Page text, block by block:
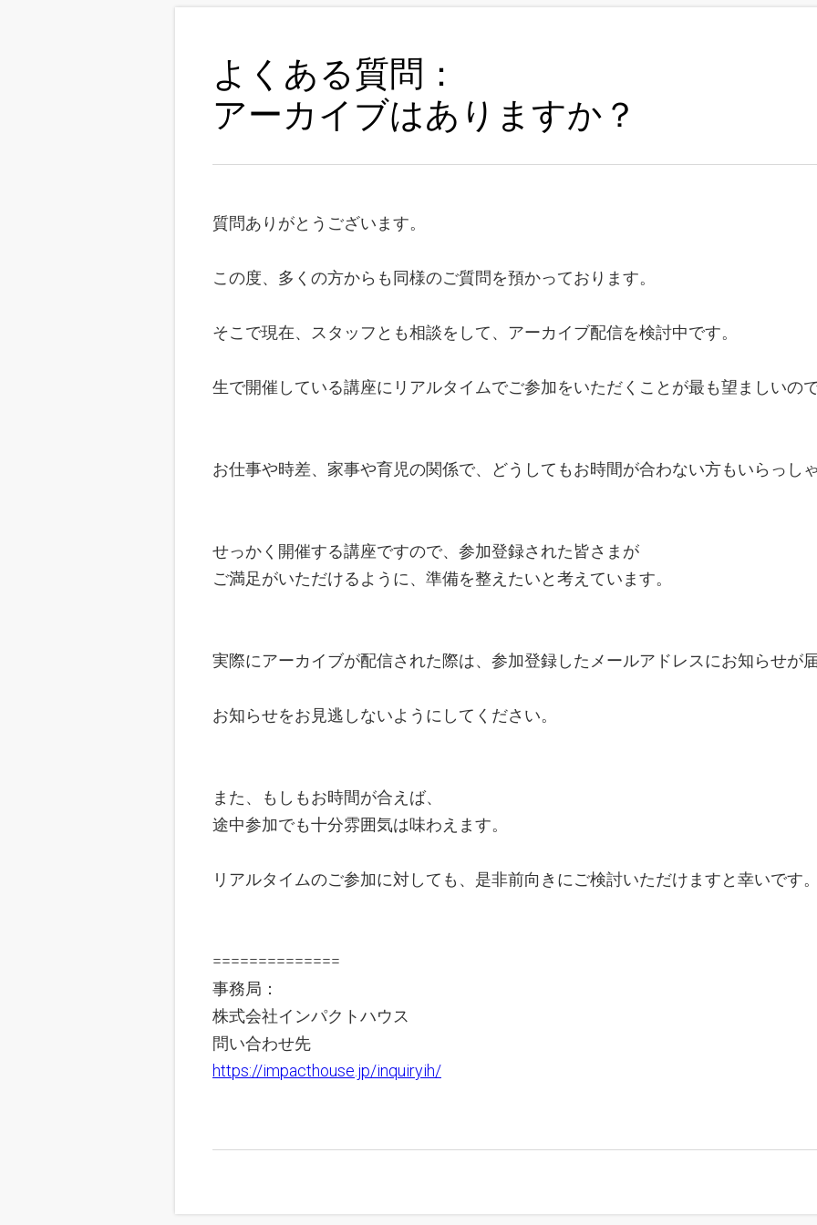
よくある質問：
アーカイブはありますか？
質問ありがとうございます。
この度、多くの方からも同様のご質問を預かっております。
そこで現在、スタッフとも相談をして、アーカイブ配信を検討中です。
生で開催している講座にリアルタイムでご参加をいただくことが最も望ましいの
お仕事や時差、家事や育児の関係で、どうしてもお時間が合わない方もいらっし
せっかく開催する講座ですので、参加登録された皆さまが
ご満足がいただけるように、準備を整えたいと考えています。
実際にアーカイブが配信された際は、参加登録したメールアドレスにお知らせが
お知らせをお見逃しないようにしてください。
また、もしもお時間が合えば、
途中参加でも十分雰囲気は味わえます。
リアルタイムのご参加に対しても、是非前向きにご検討いただけますと幸いです
==============
事務局：
株式会社インパクトハウス
問い合わせ先
https://impacthouse.jp/inquiryih/